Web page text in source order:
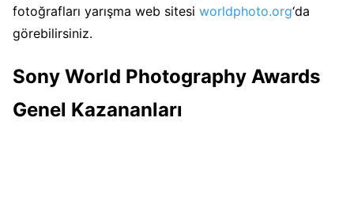
fotoğrafları yarışma web sitesi worldphoto.org‘da
görebilirsiniz.
Sony World Photography Awards
Genel Kazananları